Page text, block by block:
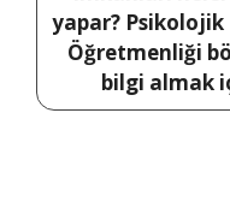
yapar? Psikolojik
Öğretmenliği
bilgi almak